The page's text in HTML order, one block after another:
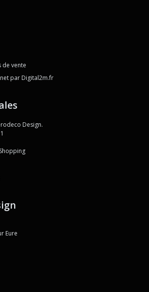
de vente
par Digital2m.fr
Design.
Eure